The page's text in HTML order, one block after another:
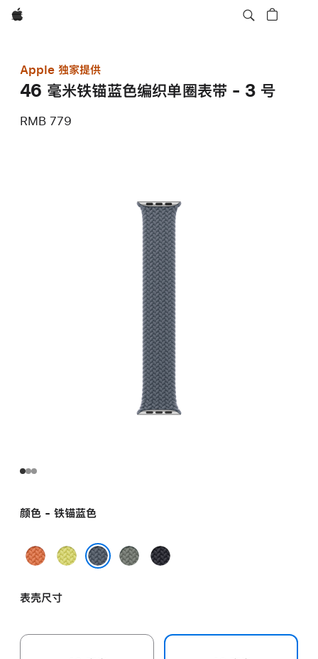
Apple
Apple 独家提供
46 毫米铁锚蓝色编织单圈表带 - 3 号
RMB 779
颜色 - 铁锚蓝色
姜
末
霓
黄
灰
午
表壳尺寸